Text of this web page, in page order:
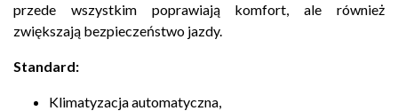
przede wszystkim poprawiają komfort, ale również
zwiększają bezpieczeństwo jazdy.
Standard:
Klimatyzacja automatyczna,